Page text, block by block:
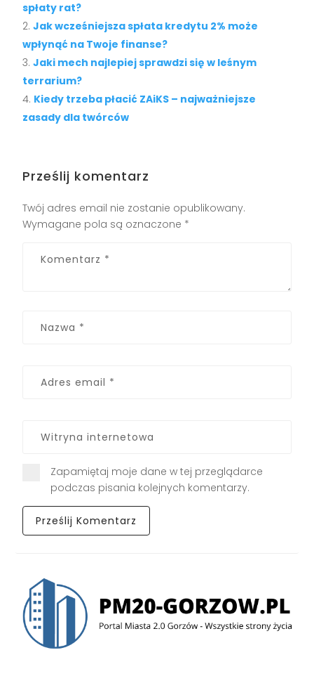
spłaty rat?
Jak wcześniejsza spłata kredytu 2% może
wpłynąć na Twoje finanse?
Jaki mech najlepiej sprawdzi się w leśnym
terrarium?
Kiedy trzeba płacić ZAiKS – najważniejsze
zasady dla twórców
Prześlij komentarz
Twój adres email nie zostanie opublikowany.
Wymagane pola są oznaczone *
Zapamiętaj moje dane w tej przeglądarce
podczas pisania kolejnych komentarzy.